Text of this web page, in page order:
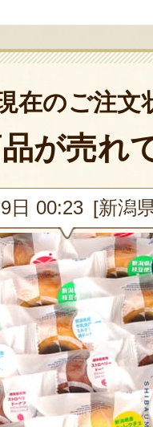
在のご注文
が売れ
日 00:23 [新潟